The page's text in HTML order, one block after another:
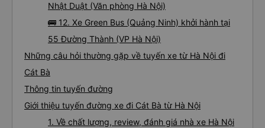
Nhật Duật (Văn phòng Hà Nội)
🚌 12. Xe Green Bus (Quảng Ninh) khởi hành tại
55 Đường Thành (VP Hà Nội)
Những câu hỏi thường gặp về tuyến xe từ Hà Nội đi
Cát Bà
Thông tin tuyến đường
Giới thiệu tuyến đường xe đi Cát Bà từ Hà Nội
1. Về chất lượng, review, đánh giá nhà xe Hà Nội